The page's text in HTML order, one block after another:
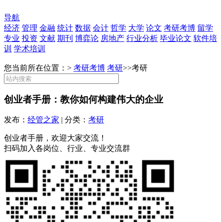
导航
经济 管理 金融 统计 数据 会计 哲学 大学 论文 考研考博 留学
专业 投资 文献 期刊 博弈论 房地产 行业分析 毕业论文 软件培
训 学术培训
您当前所在位置：> 考研考博 考研>>考研
创业者手册：教你如何构建伟大的企业
发布： 经管之家 | 分类： 考研
创业者手册，欢迎大家交流！
扫码加入各岗位、行业、专业交流群